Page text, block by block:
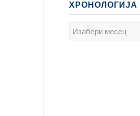
ХРОНОЛОГИЈА